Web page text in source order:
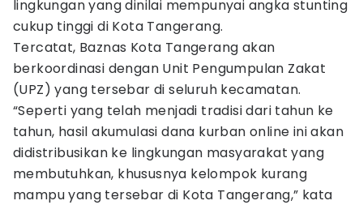
lingkungan yang dinilai mempunyai angka stunting
cukup tinggi di Kota Tangerang.
Tercatat, Baznas Kota Tangerang akan
berkoordinasi dengan Unit Pengumpulan Zakat
(UPZ) yang tersebar di seluruh kecamatan.
“Seperti yang telah menjadi tradisi dari tahun ke
tahun, hasil akumulasi dana kurban online ini akan
didistribusikan ke lingkungan masyarakat yang
membutuhkan, khususnya kelompok kurang
mampu yang tersebar di Kota Tangerang,” kata